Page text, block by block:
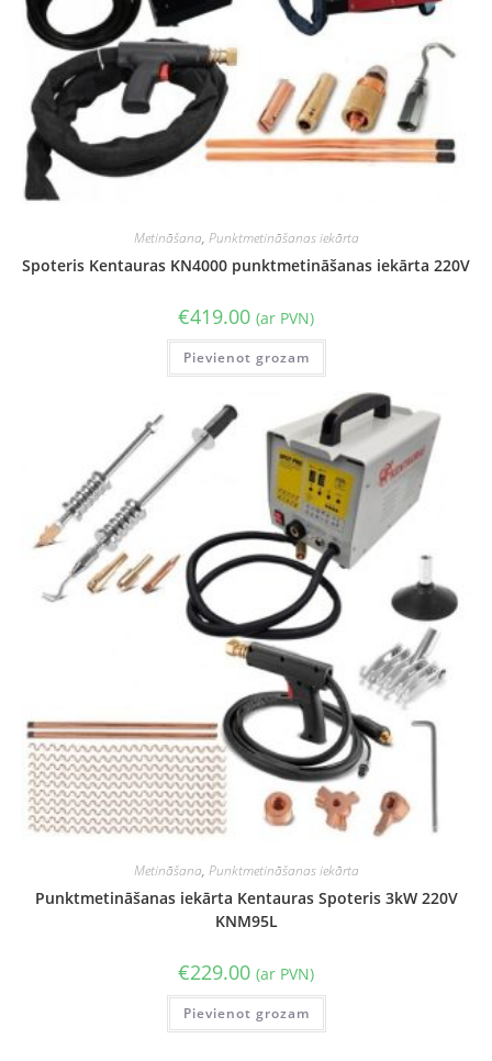
Metināšana, Punktmetināšanas iekārta
Spoteris Kentauras KN4000 punktmetināšanas iekārta 220V
€419.00 (ar PVN)
Pievienot grozam
Metināšana, Punktmetināšanas iekārta
Punktmetināšanas iekārta Kentauras Spoteris 3kW 220V
KNM95L
€229.00 (ar PVN)
Pievienot grozam